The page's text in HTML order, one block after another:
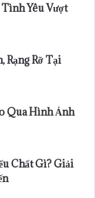
Yêu Vượt
Rạng Rỡ Tại
Qua Hình Ảnh
Chất Gì? Giải